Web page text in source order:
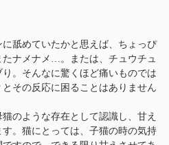
舐めていたかと思えば、ちょっぴ
ナメナメ…。または、チュウチュ
。そんなに驚くほど痛いものでは
その反応に困ることはありません
のような存在として認識し、甘え
。猫にとっては、子猫の時の気持